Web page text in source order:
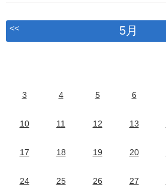
<< 5月
3 4 5 6
10 11 12 13
17 18 19 20
24 25 26 27